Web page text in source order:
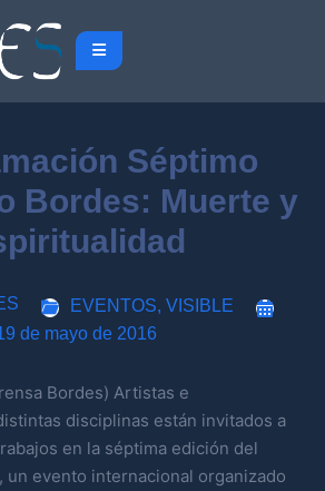
Séptimo
Bordes: Muerte y
EVENTOS, VISIBLE
de mayo de 2016
Bordes) Artistas e
disciplinas están invitados a
en la séptima edición del
un evento internacional organizado